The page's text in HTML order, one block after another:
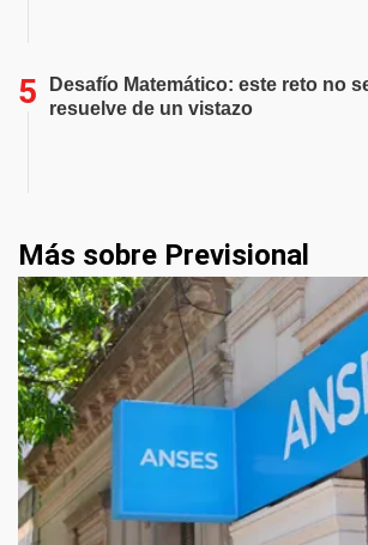
Desafío Matemático: este reto no
resuelve de un vistazo
Más sobre Previsional